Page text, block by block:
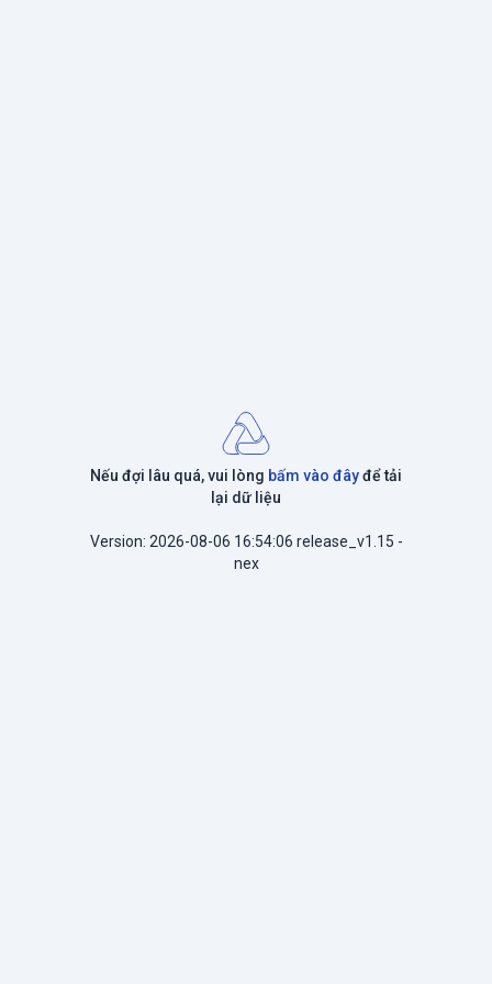
Nếu đợi lâu quá, vui lòng bấm vào đâyđể tải
lại dữ liệu
Version: 2026-08-06 16:54:06 release_v1.15 -
nex